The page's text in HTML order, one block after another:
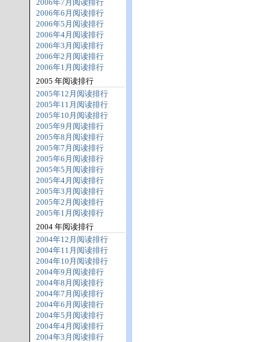
2006年7月阅读排行
2006年6月阅读排行
2006年5月阅读排行
2006年4月阅读排行
2006年3月阅读排行
2006年2月阅读排行
2006年1月阅读排行
2005 年阅读排行
2005年12月阅读排行
2005年11月阅读排行
2005年10月阅读排行
2005年9月阅读排行
2005年8月阅读排行
2005年7月阅读排行
2005年6月阅读排行
2005年5月阅读排行
2005年4月阅读排行
2005年3月阅读排行
2005年2月阅读排行
2005年1月阅读排行
2004 年阅读排行
2004年12月阅读排行
2004年11月阅读排行
2004年10月阅读排行
2004年9月阅读排行
2004年8月阅读排行
2004年7月阅读排行
2004年6月阅读排行
2004年5月阅读排行
2004年4月阅读排行
2004年3月阅读排行